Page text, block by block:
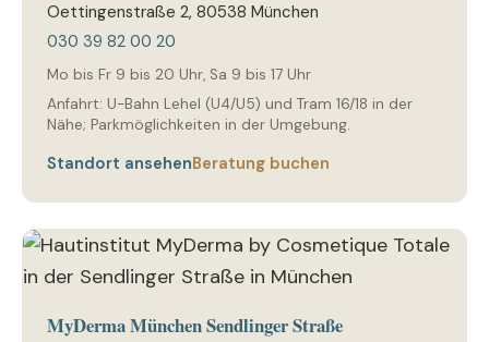
Oettingenstraße 2, 80538 München
030 39 82 00 20
Mo bis Fr 9 bis 20 Uhr, Sa 9 bis 17 Uhr
Anfahrt: U-Bahn Lehel (U4/U5) und Tram 16/18 in der
Nähe; Parkmöglichkeiten in der Umgebung.
Standort ansehenBeratung buchen
MyDerma München Sendlinger Straße